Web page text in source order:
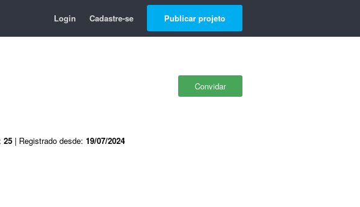
Login Cadastre-se Publicar projeto
Convidar
25 | Registrado desde: 19/07/2024